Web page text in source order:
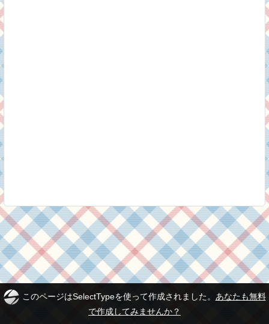
このページはSelectTypeを使って作成されました。 あなたも無料
で作成してみませんか？